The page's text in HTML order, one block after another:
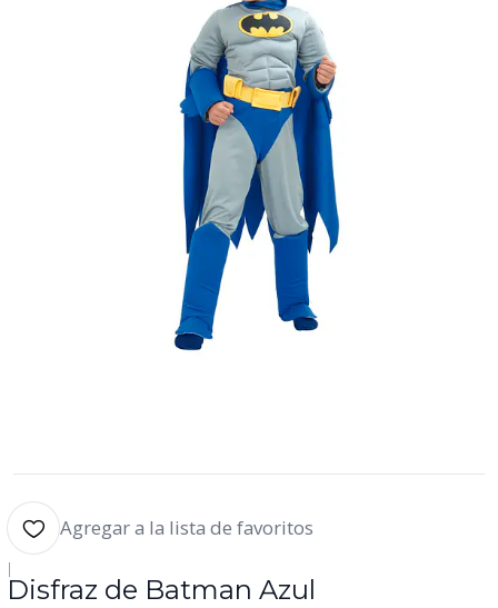
Agregar a la lista de favoritos
|
Disfraz de Batman Azul